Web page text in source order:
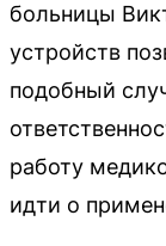
больницы
устройств
подобный
работу
идти о